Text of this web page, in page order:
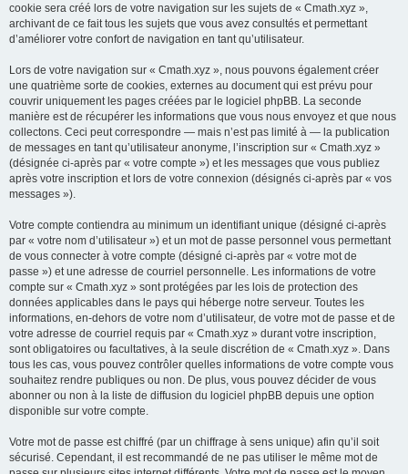
cookie sera créé lors de votre navigation sur les sujets de « Cmath.xyz »,
archivant de ce fait tous les sujets que vous avez consultés et permettant
d’améliorer votre confort de navigation en tant qu’utilisateur.
Lors de votre navigation sur « Cmath.xyz », nous pouvons également créer
une quatrième sorte de cookies, externes au document qui est prévu pour
couvrir uniquement les pages créées par le logiciel phpBB. La seconde
manière est de récupérer les informations que vous nous envoyez et que nous
collectons. Ceci peut correspondre — mais n’est pas limité à — la publication
de messages en tant qu’utilisateur anonyme, l’inscription sur « Cmath.xyz »
(désignée ci-après par « votre compte ») et les messages que vous publiez
après votre inscription et lors de votre connexion (désignés ci-après par « vos
messages »).
Votre compte contiendra au minimum un identifiant unique (désigné ci-après
par « votre nom d’utilisateur ») et un mot de passe personnel vous permettant
de vous connecter à votre compte (désigné ci-après par « votre mot de
passe ») et une adresse de courriel personnelle. Les informations de votre
compte sur « Cmath.xyz » sont protégées par les lois de protection des
données applicables dans le pays qui héberge notre serveur. Toutes les
informations, en-dehors de votre nom d’utilisateur, de votre mot de passe et de
votre adresse de courriel requis par « Cmath.xyz » durant votre inscription,
sont obligatoires ou facultatives, à la seule discrétion de « Cmath.xyz ». Dans
tous les cas, vous pouvez contrôler quelles informations de votre compte vous
souhaitez rendre publiques ou non. De plus, vous pouvez décider de vous
abonner ou non à la liste de diffusion du logiciel phpBB depuis une option
disponible sur votre compte.
Votre mot de passe est chiffré (par un chiffrage à sens unique) afin qu’il soit
sécurisé. Cependant, il est recommandé de ne pas utiliser le même mot de